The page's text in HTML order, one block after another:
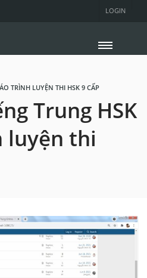
LOGIN
TRÌNH LUYỆN THI HSK 9 CẤP
Trung HSK
luyện thi